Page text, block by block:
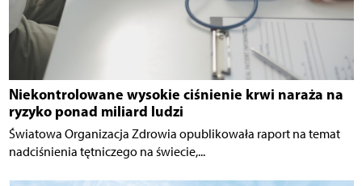
Niekontrolowane wysokie ciśnienie krwi naraża na
ryzyko ponad miliard ludzi
Światowa Organizacja Zdrowia opublikowała raport na temat
nadciśnienia tętniczego na świecie,...